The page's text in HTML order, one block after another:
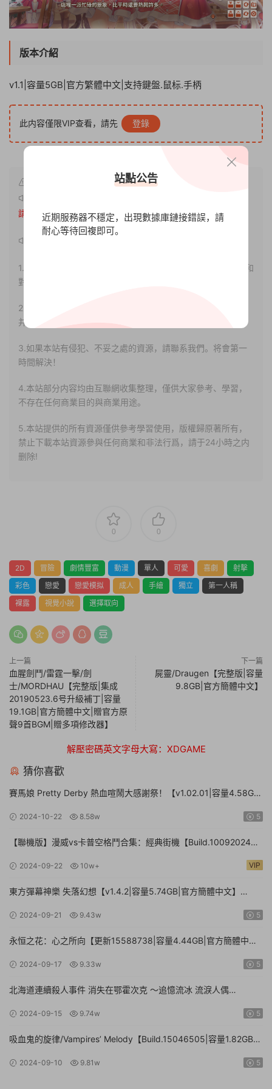
版本介紹
v1.1|容量5GB|官方繁體中文|支持鍵盤.鼠标.手柄
此内容僅限VIP查看，請先 登錄
請注明出處。
1.本站部分内容轉載自其它媒體，但并不代表本站贊同其觀點和
對其真實性負責。
2.若您需要商業運營或用于其他商業活動，請您購買正版授權
并合法使用。
3.如果本站有侵犯、不妥之處的資源，請聯系我們。将會第一
時間解決！
4.本站部分内容均由互聯網收集整理，僅供大家參考、學習，
不存在任何商業目的與商業用途。
5.本站提供的所有資源僅供參考學習使用，版權歸原著所有，
禁止下載本站資源參與任何商業和非法行爲，請于24小時之内
删除!
0 0
2D 冒險 劇情豐富 動漫 單人 可愛 喜劇
射擊
彩色
戀愛 戀愛模拟 成人 手繪 獨立
第一人稱
裸露
視覺小說 選擇取向
上一篇
血腥劍鬥/雷霆一擊/劍
士/MORDHAU【完整版|集成
20190523.6号升級補丁|容量
19.1GB|官方簡體中文|贈官方原
聲9首BGM|贈多項修改器】
下一篇
屍靈/Draugen【完整版|容量
9.8GB|官方簡體中文】
解壓密碼英文字母大寫：XDGAME
猜你喜歡
賽馬娘 Pretty Derby 熱血喧鬧大感謝祭！【v1.02.01|容量4.58GB|
2024-10-22 8.58w 5
【聯機版】漫威vs卡普空格鬥合集：經典街機【Build.10092024聯
Collection: Arcade Classics
2024-09-22 10w+ VIP
東方彈幕神樂 失落幻想【v1.4.2|容量5.74GB|官方簡體中文】
2024-09-21 9.43w 5
永恒之花：心之所向【更新15588738|容量4.44GB|官方簡體中
2024-09-17 9.33w 5
北海道連續殺人事件 消失在鄂霍次克 ～追憶流冰 流淚人偶
Serial Murder Case The Okhotsk Disappearance ~Memories in
Ice, Tearful Figurine~
2024-09-15 9.74w 5
吸血鬼的旋律/Vampires’ Melody【Build.15046505|容量1.82GB|
2024-09-10 9.81w 5
站點公告
近期服務器不穩定，出現數據庫鏈接錯誤，請
耐心等待回複即可。